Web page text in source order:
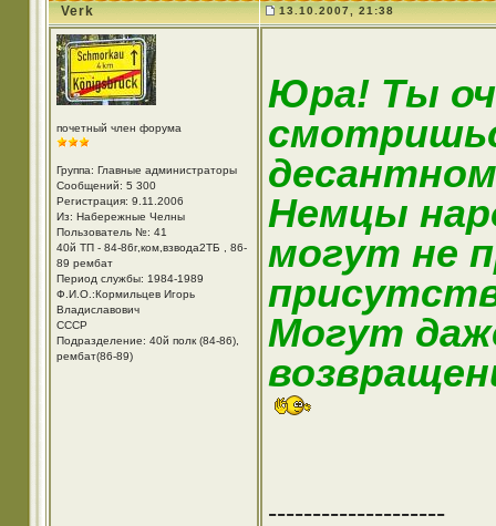
Verk 13.10.2007, 21:38
почетный член форума
Группа: Главные администраторы
Сообщений: 5 300
Регистрация: 9.11.2006
Из: Набережные Челны
Пользователь №: 41
40й ТП - 84-86г,ком,взвода2ТБ , 86-
89 рембат
Период службы: 1984-1989
Ф.И.О.:Кормильцев Игорь
Владиславович
СССР
Подразделение: 40й полк (84-86),
рембат(86-89)
Юра! Ты
Немцы
могут не
Могут
--------------------